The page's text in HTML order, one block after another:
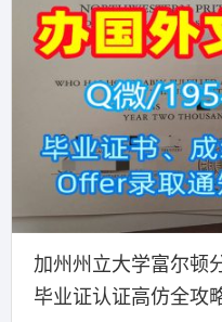
加州州立大学富尔顿
毕业证认证高仿全攻